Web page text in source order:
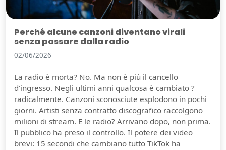
Perché alcune canzoni diventano virali
senza passare dalla radio
02/06/2026
La radio è morta? No. Ma non è più il cancello
d'ingresso. Negli ultimi anni qualcosa è cambiato ?
radicalmente. Canzoni sconosciute esplodono in pochi
giorni. Artisti senza contratto discografico raccolgono
milioni di stream. E le radio? Arrivano dopo, non prima.
Il pubblico ha preso il controllo. Il potere dei video
brevi: 15 secondi che cambiano tutto TikTok ha